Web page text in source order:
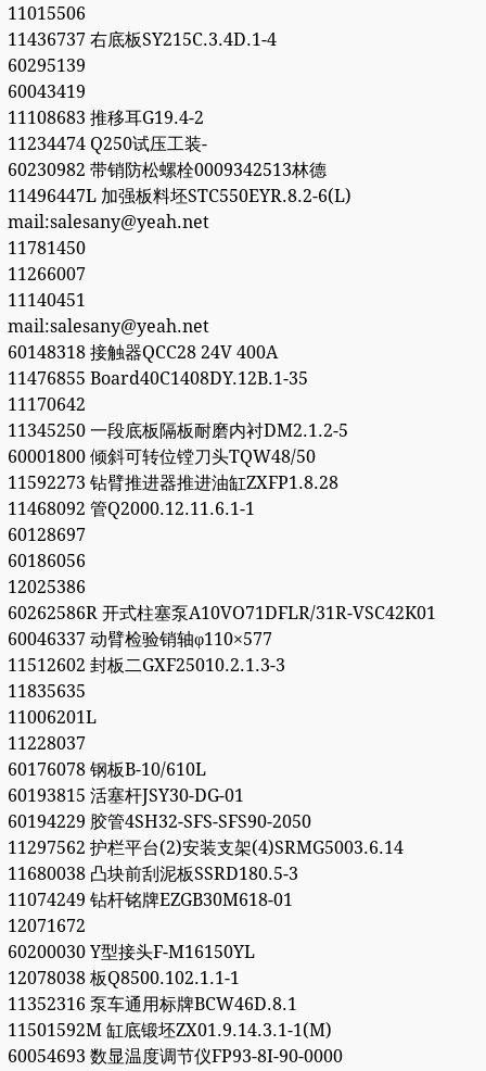
11015506
11436737 右底板SY215C.3.4D.1-4
60295139
60043419
11108683 推移耳G19.4-2
11234474 Q250试压工装-
60230982 带销防松螺栓0009342513林德
11496447L 加强板料坯STC550EYR.8.2-6(L)
mail:salesany@yeah.net
11781450
11266007
11140451
mail:salesany@yeah.net
60148318 接触器QCC28 24V 400A
11476855 Board40C1408DY.12B.1-35
11170642
11345250 一段底板隔板耐磨内衬DM2.1.2-5
60001800 倾斜可转位镗刀头TQW48/50
11592273 钻臂推进器推进油缸ZXFP1.8.28
11468092 管Q2000.12.11.6.1-1
60128697
60186056
12025386
60262586R 开式柱塞泵A10VO71DFLR/31R-VSC42K01
60046337 动臂检验销轴φ110×577
11512602 封板二GXF25010.2.1.3-3
11835635
11006201L
11228037
60176078 钢板B-10/610L
60193815 活塞杆JSY30-DG-01
60194229 胶管4SH32-SFS-SFS90-2050
11297562 护栏平台(2)安装支架(4)SRMG5003.6.14
11680038 凸块前刮泥板SSRD180.5-3
11074249 钻杆铭牌EZGB30M618-01
12071672
60200030 Y型接头F-M16150YL
12078038 板Q8500.102.1.1-1
11352316 泵车通用标牌BCW46D.8.1
11501592M 缸底锻坯ZX01.9.14.3.1-1(M)
60054693 数显温度调节仪FP93-8I-90-0000